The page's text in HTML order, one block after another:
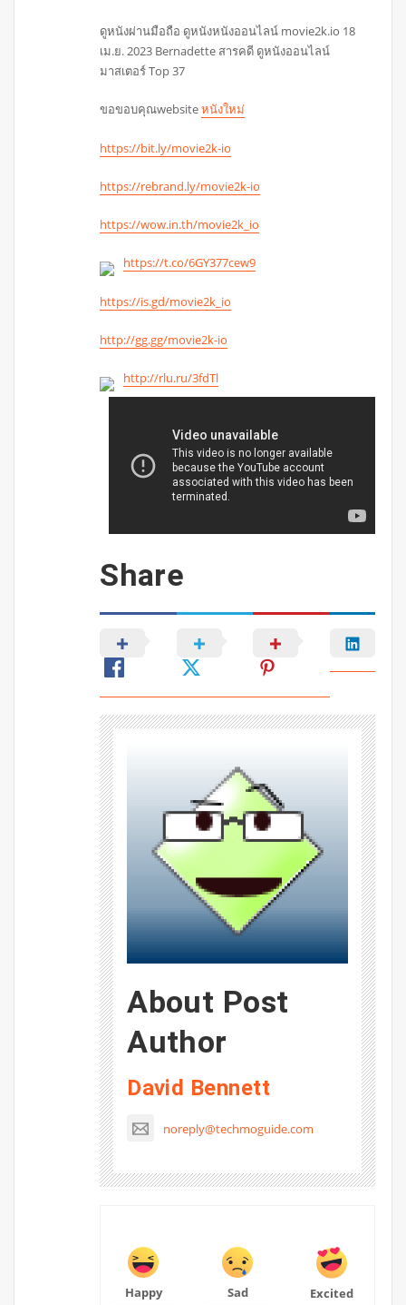
ดูหนังผ่านมือถือ ดูหนังหนังออนไลน์ movie2k.io 18
เม.ย. 2023 Bernadette สารคดี ดูหนังออนไลน์
มาสเตอร์ Top 37
ขอขอบคุณwebsiteหนังใหม่
https://bit.ly/movie2k-io
https://rebrand.ly/movie2k-io
https://wow.in.th/movie2k_io
https://t.co/6GY377cew9
https://is.gd/movie2k_io
http://gg.gg/movie2k-io
http://rlu.ru/3fdTl
Share
About Post
Author
David Bennett
noreply@techmoguide.com
Happy
Sad
Excited